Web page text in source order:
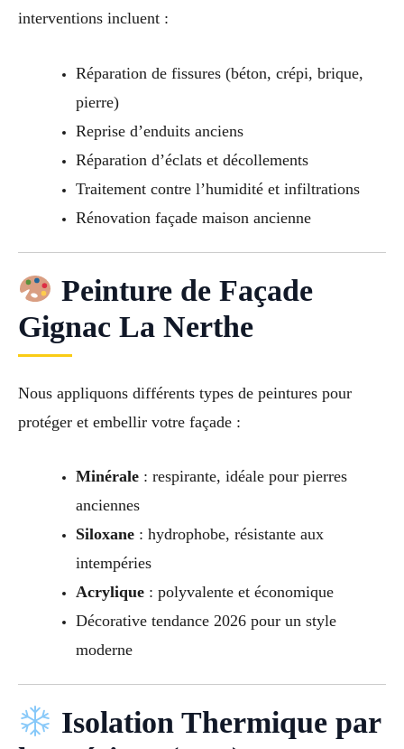
interventions incluent :
Réparation de fissures (béton, crépi, brique,
pierre)
Reprise d’enduits anciens
Réparation d’éclats et décollements
Traitement contre l’humidité et infiltrations
Rénovation façade maison ancienne
Peinture de Façade
Gignac La Nerthe
Nous appliquons différents types de peintures pour
protéger et embellir votre façade :
Minérale: respirante, idéale pour pierres
anciennes
Siloxane: hydrophobe, résistante aux
intempéries
Acrylique: polyvalente et économique
Décorative tendance 2026 pour un style
moderne
Isolation Thermique par